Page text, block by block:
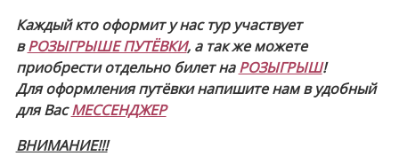
Каждый кто оформит у нас тур участвует
вРОЗЫГРЫШЕ ПУТЁВКИ, а так же можете
приобрести отдельно билет наРОЗЫГРЫШ!
Для оформления путёвки напишите нам в удобный
для ВасМЕССЕНДЖЕР
ВНИМАНИЕ!!!